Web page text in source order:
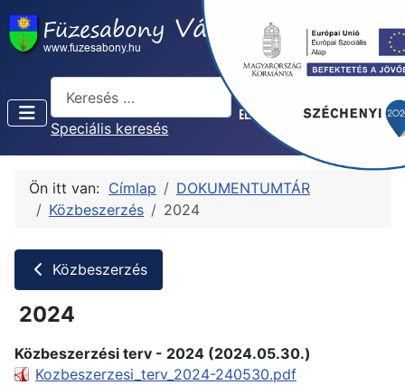
Keresés...
Speciális keresés
Ön itt van: Címlap
DOKUMENTUMTÁR
Közbeszerzés
2024
Közbeszerzés
2024
Közbeszerzési terv - 2024 (2024.05.30.)
Kozbeszerzesi_terv_2024-240530.pdf